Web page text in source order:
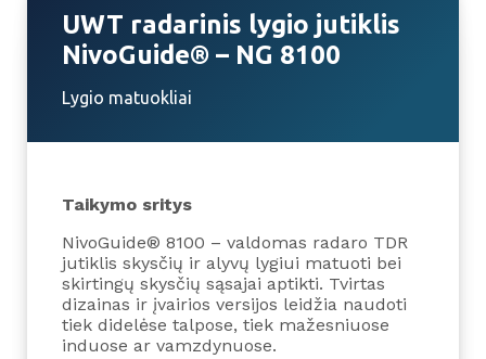
UWT radarinis lygio jutiklis
NivoGuide® – NG 8100
Lygio matuokliai
Taikymo sritys
NivoGuide® 8100 – valdomas radaro TDR
jutiklis skysčių ir alyvų lygiui matuoti bei
skirtingų skysčių sąsajai aptikti. Tvirtas
dizainas ir įvairios versijos leidžia naudoti
tiek didelėse talpose, tiek mažesniuose
induose ar vamzdynuose.